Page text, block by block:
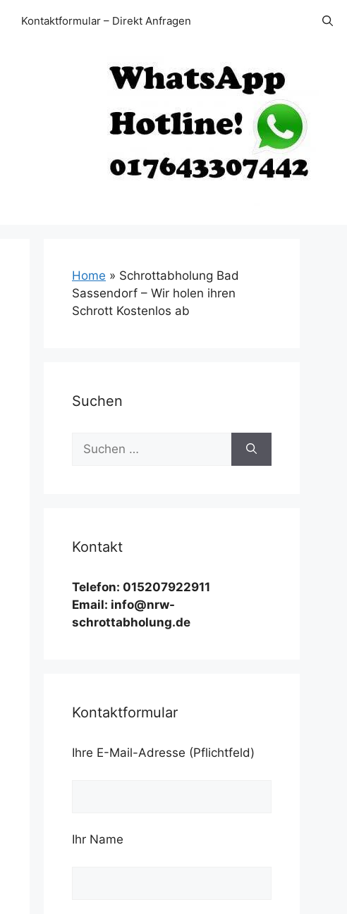
Kontaktformular – Direkt Anfragen
Home » Schrottabholung Bad
Sassendorf – Wir holen ihren
Schrott Kostenlos ab
Suchen
Suchen
nach:
Kontakt
Telefon: 015207922911
Email: info@nrw-
schrottabholung.de
Kontaktformular
Ihre E-Mail-Adresse (Pflichtfeld)
Ihr Name